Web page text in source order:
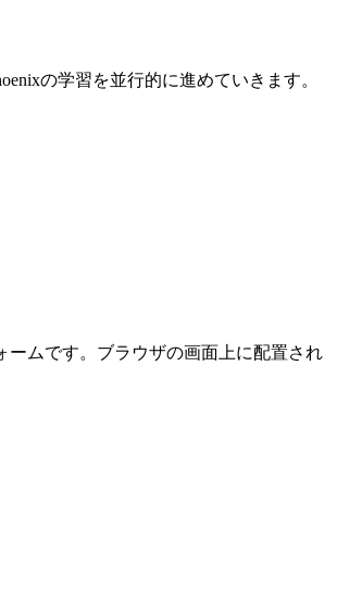
の学習を並行的に進めていきます。
ームです。ブラウザの画面上に配置され